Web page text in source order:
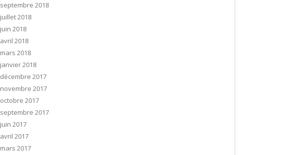
septembre 2018
juillet 2018
juin 2018
avril 2018
mars 2018
janvier 2018
décembre 2017
novembre 2017
octobre 2017
septembre 2017
juin 2017
avril 2017
mars 2017